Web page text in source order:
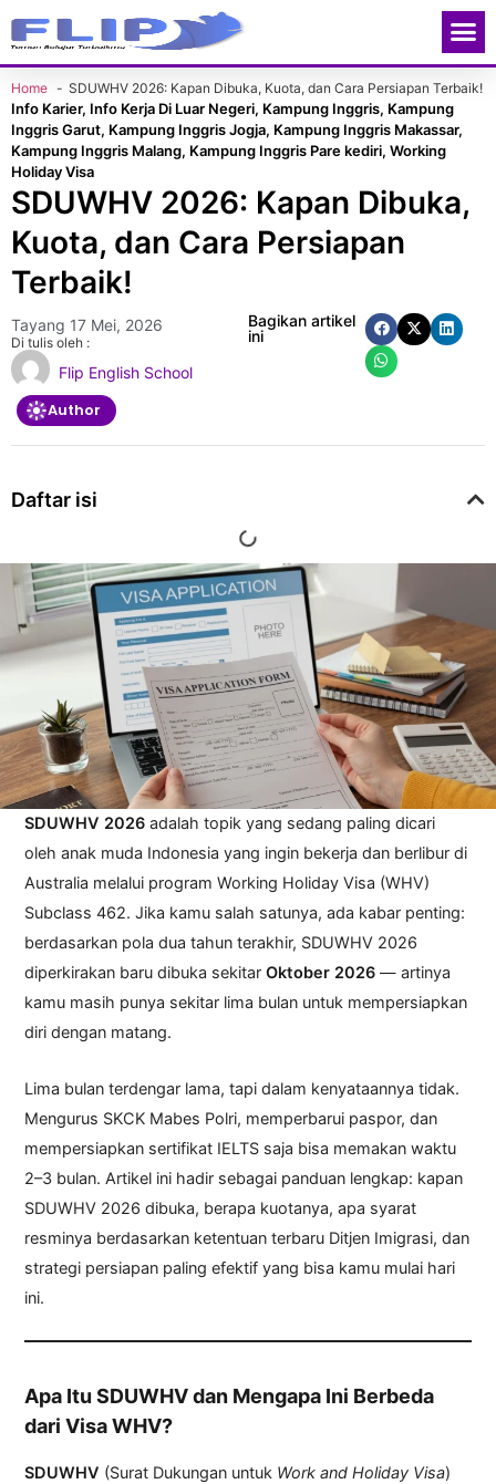
Home SDUWHV 2026: Kapan Dibuka, Kuota, dan Cara Persiapan Terbaik!
Info Karier, Info Kerja Di Luar Negeri, Kampung Inggris, Kampung
Inggris Garut, Kampung Inggris Jogja, Kampung Inggris Makassar,
Kampung Inggris Malang, Kampung Inggris Pare kediri, Working
Holiday Visa
SDUWHV 2026: Kapan Dibuka,
Kuota, dan Cara Persiapan
Terbaik!
Tayang 17 Mei, 2026
Di tulis oleh :
Flip English School
Author
Bagikan artikel
ini
Daftar isi
SDUWHV 2026 adalah topik yang sedang paling dicari
oleh anak muda Indonesia yang ingin bekerja dan berlibur di
Australia melalui program Working Holiday Visa (WHV)
Subclass 462. Jika kamu salah satunya, ada kabar penting:
berdasarkan pola dua tahun terakhir, SDUWHV 2026
diperkirakan baru dibuka sekitarOktober 2026 — artinya
kamu masih punya sekitar lima bulan untuk mempersiapkan
diri dengan matang.
Lima bulan terdengar lama, tapi dalam kenyataannya tidak.
Mengurus SKCK Mabes Polri, memperbarui paspor, dan
mempersiapkan sertifikat IELTS saja bisa memakan waktu
2–3 bulan. Artikel ini hadir sebagai panduan lengkap: kapan
SDUWHV 2026 dibuka, berapa kuotanya, apa syarat
resminya berdasarkan ketentuan terbaru Ditjen Imigrasi, dan
strategi persiapan paling efektif yang bisa kamu mulai hari
ini.
Apa Itu SDUWHV dan Mengapa Ini Berbeda
dari Visa WHV?
SDUWHV (Surat Dukungan untuk Work and Holiday Visa)